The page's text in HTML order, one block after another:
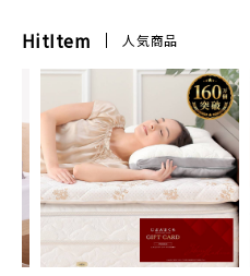
HitItem 人気商品